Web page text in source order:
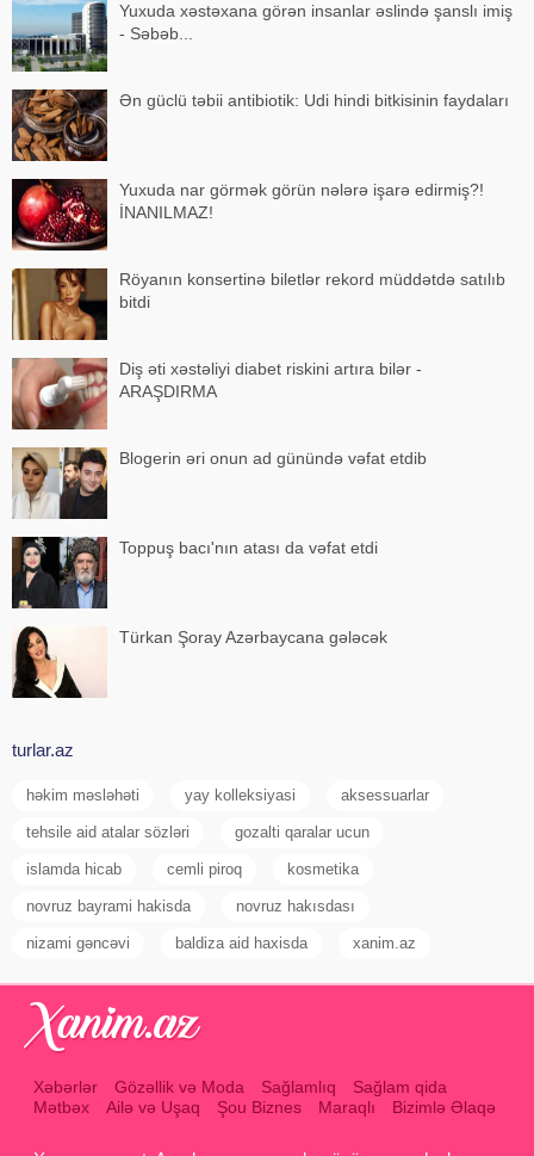
Yuxuda xəstəxana görən insanlar əslində şanslı imiş
- Səbəb...
Ən güclü təbii antibiotik: Udi hindi bitkisinin faydaları
Yuxuda nar görmək görün nələrə işarə edirmiş?!
İNANILMAZ!
Röyanın konsertinə biletlər rekord müddətdə satılıb
bitdi
Diş əti xəstəliyi diabet riskini artıra bilər -
ARAŞDIRMA
Blogerin əri onun ad günündə vəfat etdib
Toppuş bacı'nın atası da vəfat etdi
Türkan Şoray Azərbaycana gələcək
turlar.az
həkim məsləhəti yay kolleksiyasi aksessuarlar
tehsile aid atalar sözləri gozalti qaralar ucun
islamda hicab cemli piroq kosmetika
novruz bayrami hakisda novruz hakısdası
nizami gəncəvi baldiza aid haxisda xanim.az
Xəbərlər Gözəllik və Moda Sağlamlıq
Sağlam qida
Mətbəx
Ailə və Uşaq Şou Biznes Maraqlı Bizimlə Əlaqə